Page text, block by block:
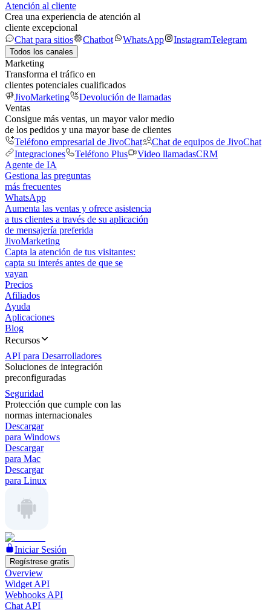
Atención al cliente
Crea una experiencia de atención al
cliente excepcional
Chat para sitios
Chatbot WhatsApp InstagramTelegram
Todos los canales
Marketing
Transforma el tráfico en
clientes potenciales cualificados
JivoMarketing
Devolución de llamadas
Ventas
Consigue más ventas, un mayor valor medio
de los pedidos y una mayor base de clientes
Teléfono empresarial de JivoChat
Chat de equipos de JivoChat
Integraciones
Teléfono Plus Video llamadasCRM
Agente de IA
Gestiona las preguntas
más frecuentes
WhatsApp
Aumenta las ventas y ofrece asistencia
a tus clientes a través de su aplicación
de mensajería preferida
JivoMarketing
Capta la atención de tus visitantes:
capta su interés antes de que se
vayan
Precios
Afiliados
Ayuda
Aplicaciones
Blog
Recursos
API para Desarrolladores
Soluciones de integración
preconfiguradas
Seguridad
Protección que cumple con las
normas internacionales
Descargar
para Windows
Descargar
para Mac
Descargar
para Linux
Iniciar Sesión
Regístrese gratis
Overview
Widget API
Webhooks API
Chat API